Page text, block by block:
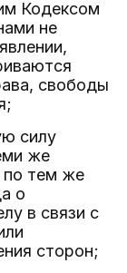
Кодексом
не
свободы
силу
же
по тем же
о
в связи с
сторон;